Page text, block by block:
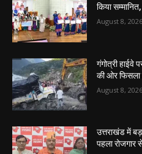
किया
August 8, 2026
गंगोत्री हाईवे
की ओर फिसला
August 8, 2026
उत्तराखंड में
पहला रोजगार